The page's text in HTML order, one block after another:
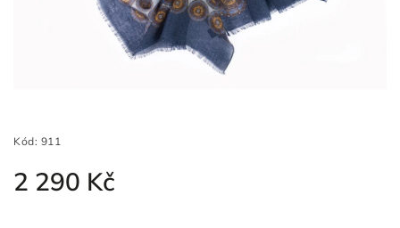
Kód: 911
2 290 Kč